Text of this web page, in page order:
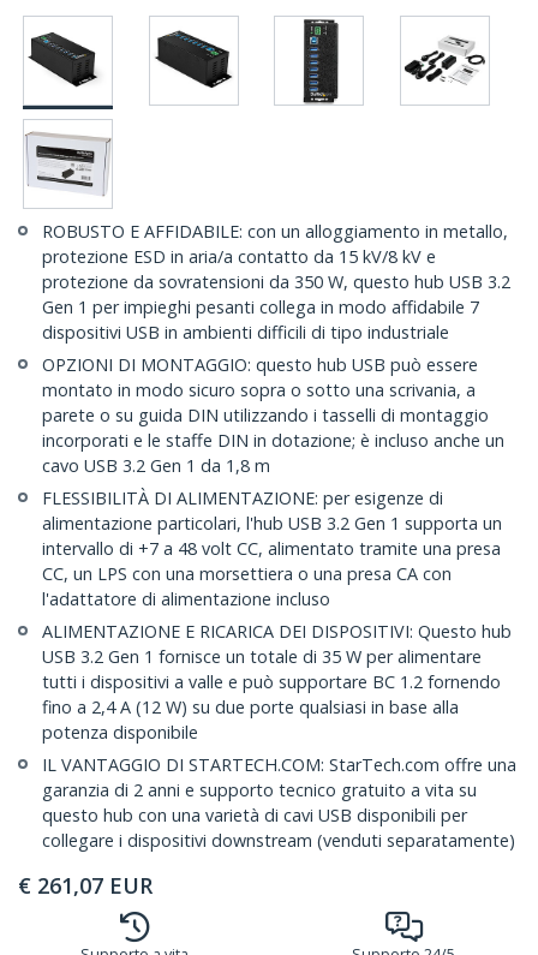
ROBUSTO E AFFIDABILE: con un alloggiamento in metallo,
protezione ESD in aria/a contatto da 15 kV/8 kV e
protezione da sovratensioni da 350 W, questo hub USB 3.2
Gen 1 per impieghi pesanti collega in modo affidabile 7
dispositivi USB in ambienti difficili di tipo industriale
OPZIONI DI MONTAGGIO: questo hub USB può essere
montato in modo sicuro sopra o sotto una scrivania, a
parete o su guida DIN utilizzando i tasselli di montaggio
incorporati e le staffe DIN in dotazione; è incluso anche un
cavo USB 3.2 Gen 1 da 1,8 m
FLESSIBILITÀ DI ALIMENTAZIONE: per esigenze di
alimentazione particolari, l'hub USB 3.2 Gen 1 supporta un
intervallo di +7 a 48 volt CC, alimentato tramite una presa
CC, un LPS con una morsettiera o una presa CA con
l'adattatore di alimentazione incluso
ALIMENTAZIONE E RICARICA DEI DISPOSITIVI: Questo hub
USB 3.2 Gen 1 fornisce un totale di 35 W per alimentare
tutti i dispositivi a valle e può supportare BC 1.2 fornendo
fino a 2,4 A (12 W) su due porte qualsiasi in base alla
potenza disponibile
IL VANTAGGIO DI STARTECH.COM: StarTech.com offre una
garanzia di 2 anni e supporto tecnico gratuito a vita su
questo hub con una varietà di cavi USB disponibili per
collegare i dispositivi downstream (venduti separatamente)
€ 261,07 EUR